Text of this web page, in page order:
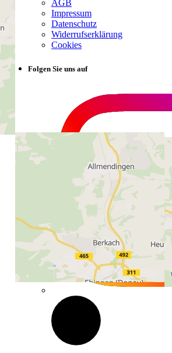
AGB
Impressum
Datenschutz
Widerrufserklärung
Cookies
Folgen Sie uns auf